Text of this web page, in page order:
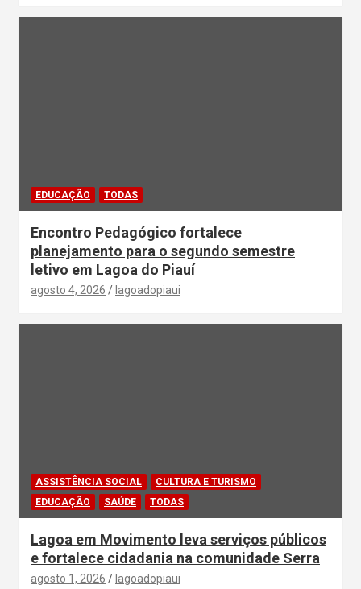
EDUCAÇÃO TODAS
Encontro Pedagógico fortalece
planejamento para o segundo semestre
letivo em Lagoa do Piauí
agosto 4, 2026 lagoadopiaui
ASSISTÊNCIA SOCIAL
CULTURA E TURISMO
EDUCAÇÃO
SAÚDE TODAS
Lagoa em Movimento leva serviços públicos
e fortalece cidadania na comunidade Serra
agosto 1, 2026 lagoadopiaui